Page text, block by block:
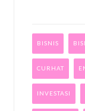
BISNIS
CURHAT
INVESTASI